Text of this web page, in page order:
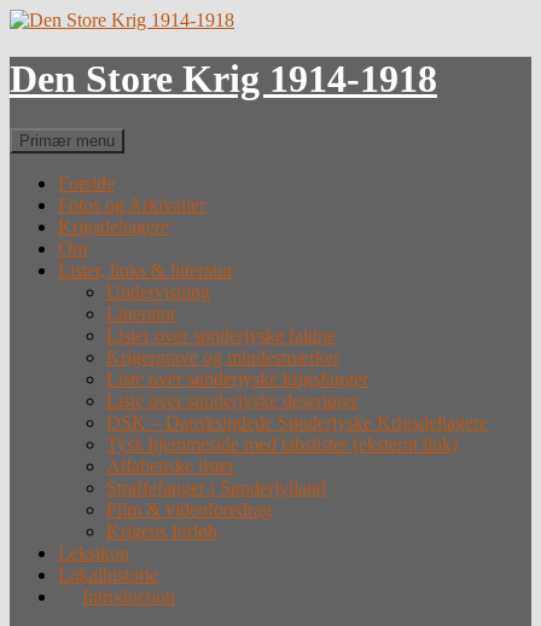
Hop
indhold
Den Store Krig 1914-1918
Søg
Primær menu
Forside
Fotos og Arkivalier
Krigsdeltagere
Om
Lister, links & litteratur
Undervisning
Litteratur
Lister over sønderjyske faldne
Krigergrave og mindesmærker
Liste over sønderjyske krigsfanger
Liste over sønderjyske desertører
DSK – Dansksindede Sønderjyske Krigsdeltagere
Tysk hjemmeside med tabslister (eksternt link)
Alfabetiske lister
Straffefanger i Sønderjylland
Film & videoforedrag
Krigens forløb
Leksikon
Lokalhistorie
Introduction